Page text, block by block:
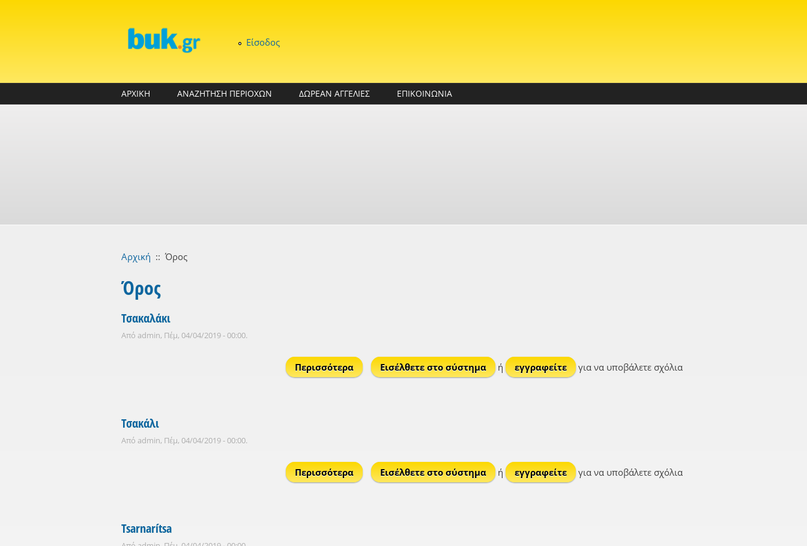
Είσοδος
ΑΡΧΙΚΗ ΑΝΑΖΗΤΗΣΗ ΠΕΡΙΟΧΩΝ ΔΩΡΕΑΝ ΑΓΓΕΛΙΕΣ ΕΠΙΚΟΙΝΩΝΙΑ
Αρχική :: Όρος
Όρος
Τσακαλάκι
Από admin, Πέμ, 04/04/2019 - 00:00.
Περισσότεραγια Τσακαλάκι
Εισέλθετε στο σύστημα ή εγγραφείτε για να υποβάλετε σχόλια
Τσακάλι
Από admin, Πέμ, 04/04/2019 - 00:00.
Περισσότεραγια ΤσακάλιΕισέλθετε στο σύστημα ή εγγραφείτε για να υποβάλετε σχόλια
Tsarnarítsa